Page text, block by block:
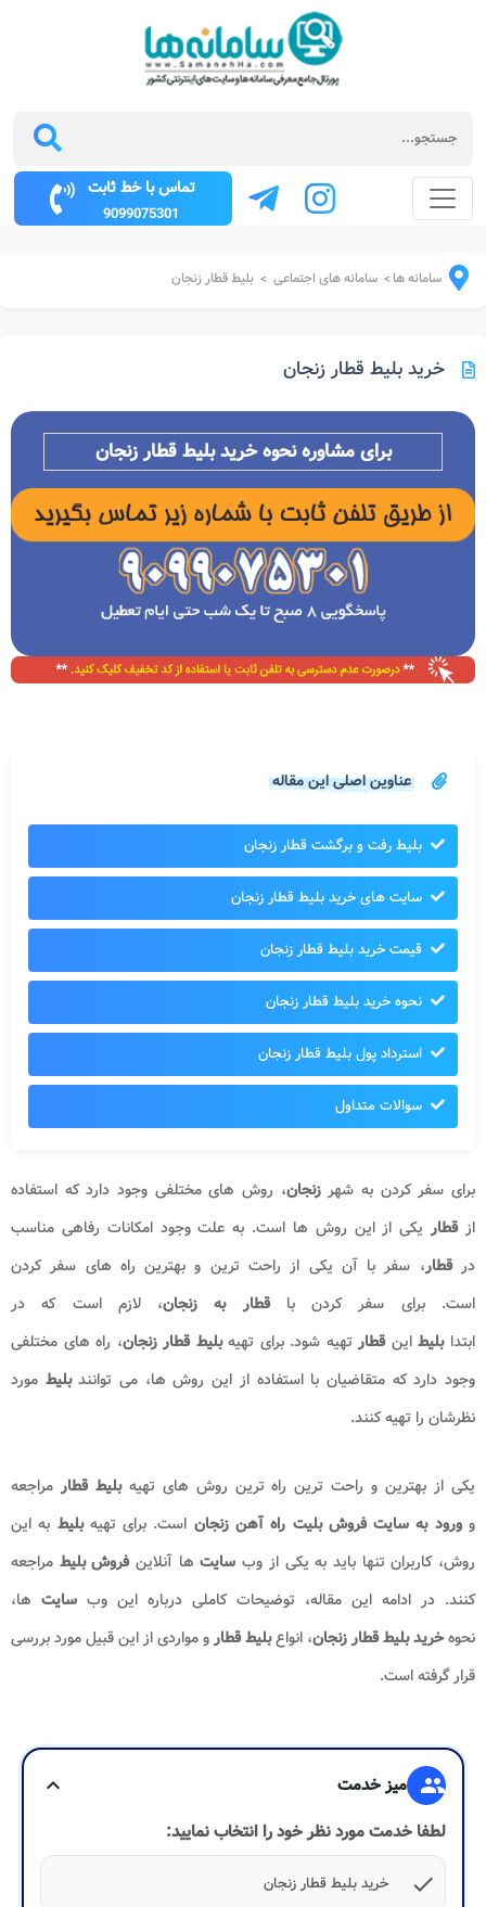
تماس با خط ثابت
9099075301
سامانه ها> سامانه های اجتماعی > بلیط قطار زنجان
خرید بلیط قطار زنجان
برای مشاوره نحوه خرید بلیط قطارزنجان
عناوین اصلی این مقاله
بلیط رفت و برگشت قطار زنجان
سایت های خرید بلیط قطار زنجان
قیمت خرید بلیط قطار زنجان
نحوه خرید بلیط قطار زنجان
استرداد پول بلیط قطار زنجان
سوالات متداول
برای سفر کردن به شهرزنجان، روش های مختلفی وجود دارد که استفاده
ازقطار یکی از این روش ها است. به علت وجود امکانات رفاهی مناسب
درقطار، سفر با آن یکی از راحت ترین و بهترین راه های سفر کردن
است. برای سفر کردن باقطار به زنجان، لازم است که در
ابتدابلیطاینقطار تهیه شود. برای تهیهبلیط قطار زنجان، راه های مختلفی
وجود دارد که متقاضیان با استفاده از این روش ها، می توانندبلیط مورد
نظرشان را تهیه کنند.
یکی از بهترین و راحت ترین راه ترین روش های تهیهبلیط قطار مراجعه
وورود به سایت فروش بلیت راه آهن زنجان است. برای تهیهبلیط به این
روش، کاربران تنها باید به یکی از وب سایت ها آنلاینفروش بلیط مراجعه
کنند. در ادامه این مقاله، توضیحات کاملی درباره این وب سایت ها،
نحوهخرید بلیط قطار زنجان، انواعبلیط قطارو مواردی از این قبیل مورد بررسی
قرار گرفته است.
group میز خدمت
expand_more
لطفا خدمت مورد نظر خود را انتخاب نمایید:
check
خرید بلیط قطار زنجان